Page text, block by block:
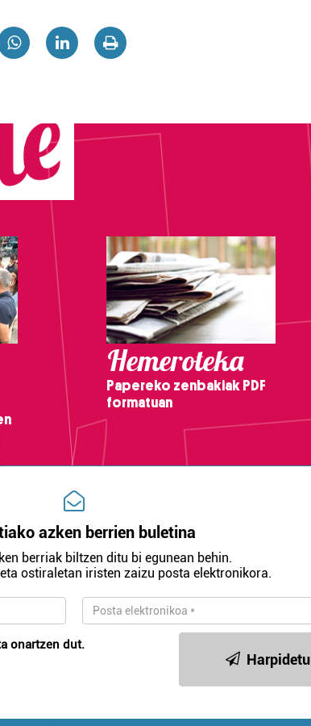
Hemeroteka
Papereko zenbakiak PDF
formatuan
azken berrien buletina
berriak biltzen ditu bi egunean behin.
ostiraletan iristen zaizu posta elektronikora.
onartzen dut.
Harpidetu